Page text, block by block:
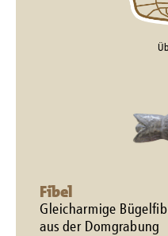
Fibel
Gleicharmige
aus der Domgrabung